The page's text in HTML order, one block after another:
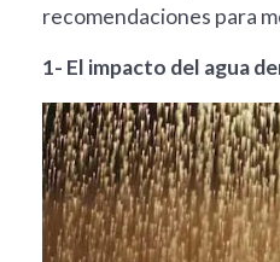
recomendaciones para
1- El impacto del agua